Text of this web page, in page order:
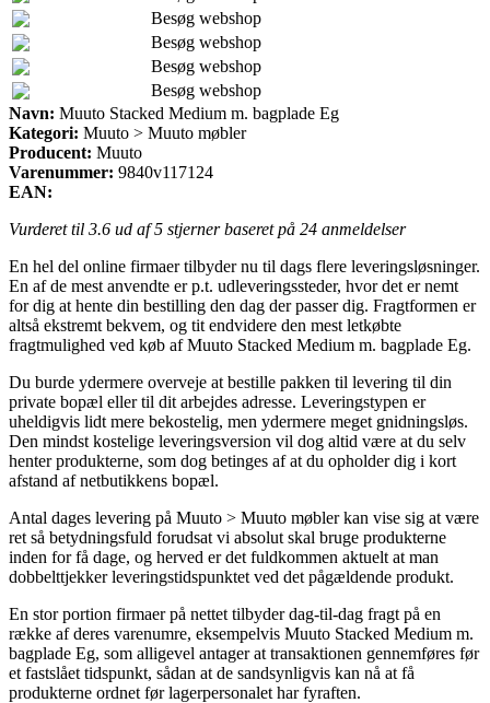
Besøg webshop
Besøg webshop
Besøg webshop
Besøg webshop
Navn: Muuto Stacked Medium m. bagplade Eg
Kategori: Muuto > Muuto møbler
Producent: Muuto
Varenummer: 9840v117124
EAN:
Vurderet til 3.6 ud af 5 stjerner baseret på 24 anmeldelser
En hel del online firmaer tilbyder nu til dags flere leveringsløsninger.
En af de mest anvendte er p.t. udleveringssteder, hvor det er nemt
for dig at hente din bestilling den dag der passer dig. Fragtformen er
altså ekstremt bekvem, og tit endvidere den mest letkøbte
fragtmulighed ved køb af Muuto Stacked Medium m. bagplade Eg.
Du burde ydermere overveje at bestille pakken til levering til din
private bopæl eller til dit arbejdes adresse. Leveringstypen er
uheldigvis lidt mere bekostelig, men ydermere meget gnidningsløs.
Den mindst kostelige leveringsversion vil dog altid være at du selv
henter produkterne, som dog betinges af at du opholder dig i kort
afstand af netbutikkens bopæl.
Antal dages levering på Muuto > Muuto møbler kan vise sig at være
ret så betydningsfuld forudsat vi absolut skal bruge produkterne
inden for få dage, og herved er det fuldkommen aktuelt at man
dobbelttjekker leveringstidspunktet ved det pågældende produkt.
En stor portion firmaer på nettet tilbyder dag-til-dag fragt på en
række af deres varenumre, eksempelvis Muuto Stacked Medium m.
bagplade Eg, som alligevel antager at transaktionen gennemføres før
et fastslået tidspunkt, sådan at de sandsynligvis kan nå at få
produkterne ordnet før lagerpersonalet har fyraften.